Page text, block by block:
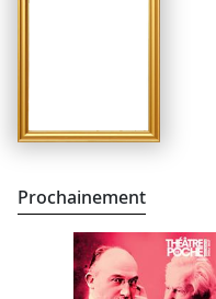
Prochainement